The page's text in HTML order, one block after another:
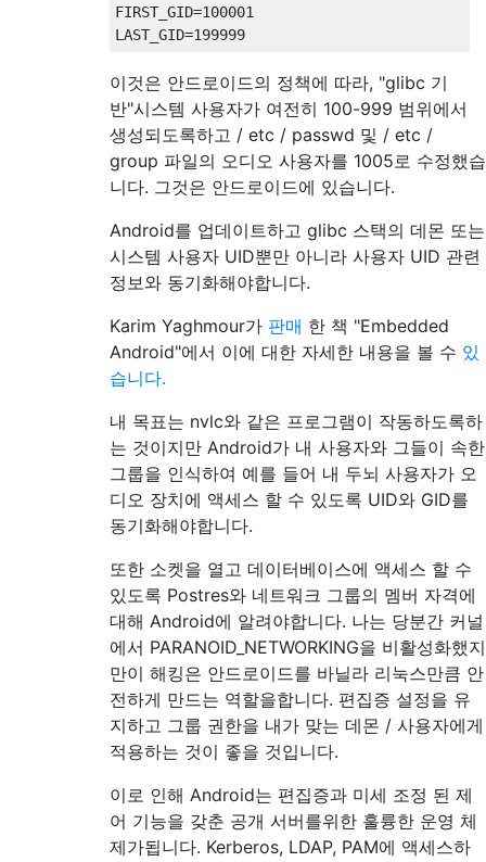
FIRST_GID=100001
이것은 안드로이드의 정책에 따라, "glibc 기
반"시스템 사용자가 여전히 100-999 범위에서
생성되도록하고 / etc / passwd 및 / etc /
group 파일의 오디오 사용자를 1005로 수정했습
니다. 그것은 안드로이드에 있습니다.
Android를 업데이트하고 glibc 스택의 데몬 또는
시스템 사용자 UID뿐만 아니라 사용자 UID 관련
정보와 동기화해야합니다.
Karim Yaghmour가 판매 한 책 "Embedded
Android"에서 이에 대한 자세한 내용을 볼 수 있
습니다.
내 목표는 nvlc와 같은 프로그램이 작동하도록하
는 것이지만 Android가 내 사용자와 그들이 속한
그룹을 인식하여 예를 들어 내 두뇌 사용자가 오
디오 장치에 액세스 할 수 있도록 UID와 GID를
동기화해야합니다.
또한 소켓을 열고 데이터베이스에 액세스 할 수
있도록 Postres와 네트워크 그룹의 멤버 자격에
대해 Android에 알려야합니다. 나는 당분간 커널
에서 PARANOID_NETWORKING을 비활성화했지
만이 해킹은 안드로이드를 바닐라 리눅스만큼 안
전하게 만드는 역할을합니다. 편집증 설정을 유
지하고 그룹 권한을 내가 맞는 데몬 / 사용자에게
적용하는 것이 좋을 것입니다.
이로 인해 Android는 편집증과 미세 조정 된 제
어 기능을 갖춘 공개 서버를위한 훌륭한 운영 체
제가됩니다. Kerberos, LDAP, PAM에 액세스하